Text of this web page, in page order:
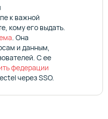
к важной
кому его выдать.
. Она
и данным,
C ее
федерации
через SSO.